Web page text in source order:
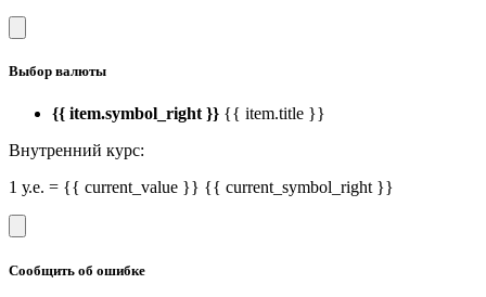
Выбор валюты
{{ item.symbol_right }} {{ item.title }}
Внутренний курс:
1 у.е. = {{ current_value }} {{ current_symbol_right }}
Сообщить об ошибке